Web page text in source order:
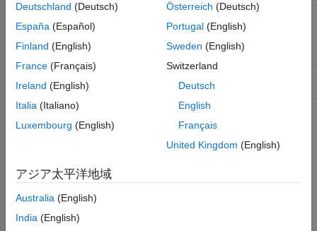
Instruments NI-
DAQmx
Devices
Instruments™
Windows
Sound Cards
For a complete list of supported hardware, see
interested in extending toolbox support for your devices, or a
user who wants to interface with a device from an unsupported
https://www.mathworks.com/support/contact_us.html
Deutschland (Deutsch)
España (Español)
Finland (English)
France (Français)
Ireland (English)
Italia (Italiano)
Luxembourg (English)
Österreich (Deutsch)
Portugal(English)
Sweden (English)
Switzerland
Deutsch
English
Français
United Kingdom (English)
アジア太平洋地域
Australia (English)
India (English)